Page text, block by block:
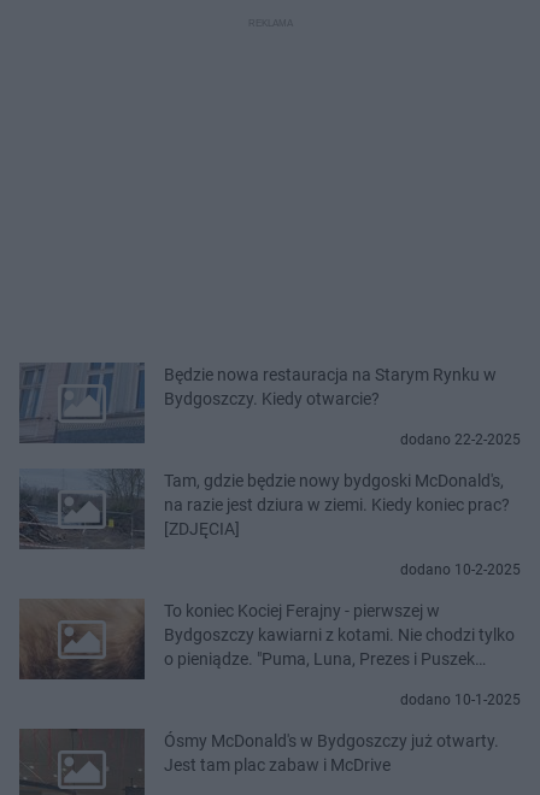
Będzie nowa restauracja na Starym Rynku w
Bydgoszczy. Kiedy otwarcie?
dodano 22-2-2025
Tam, gdzie będzie nowy bydgoski McDonald's,
na razie jest dziura w ziemi. Kiedy koniec prac?
[ZDJĘCIA]
dodano 10-2-2025
To koniec Kociej Ferajny - pierwszej w
Bydgoszczy kawiarni z kotami. Nie chodzi tylko
o pieniądze. "Puma, Luna, Prezes i Puszek
dodano 10-1-2025
Ósmy McDonald's w Bydgoszczy już otwarty.
Jest tam plac zabaw i McDrive